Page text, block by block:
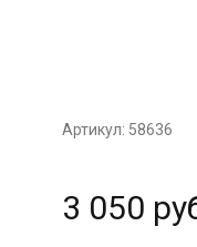
Артикул: 58636
3 050